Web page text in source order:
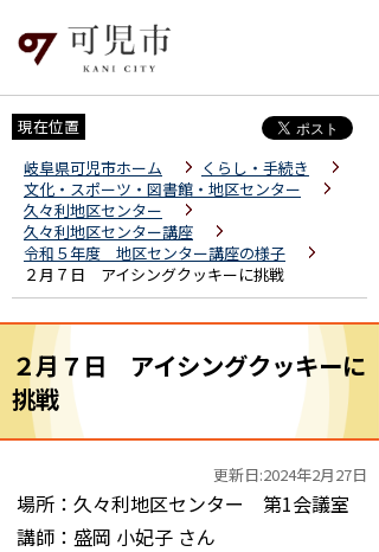
現在位置
岐阜県可児市ホーム
くらし・手続き
文化・スポーツ・図書館・地区センター
久々利地区センター
久々利地区センター講座
令和５年度 地区センター講座の様子
２月７日 アイシングクッキーに挑戦
２月７日 アイシングクッキーに
挑戦
更新日:2024年2月27日
場所：久々利地区センター 第1会議室
講師：盛岡 小妃子 さん